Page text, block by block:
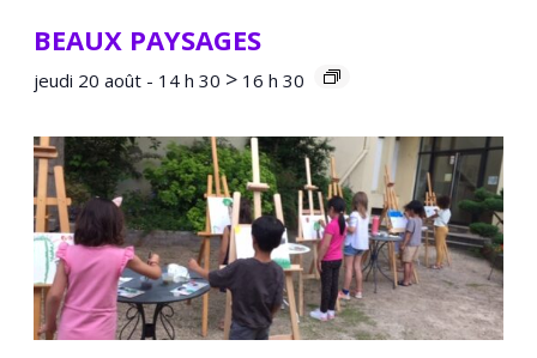
BEAUX PAYSAGES
jeudi 20 août - 14 h 30 > 16 h 30